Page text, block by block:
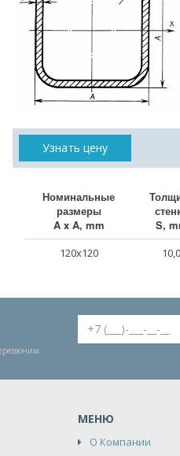
Узнать цену
Номинальные
размеры
A x A, mm
S,
120x120 10,0
МЕНЮ
О Компании